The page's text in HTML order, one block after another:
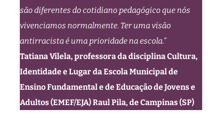
são diferentes do cotidiano pedagógico que nós
vivenciamos normalmente. Ter uma visão
antirracista é uma prioridade na escola.”
Tatiana Vilela, professora da disciplina Cultura,
Identidade e Lugar da Escola Municipal de
Ensino Fundamental e de Educação de Jovens e
Adultos (EMEF/EJA) Raul Pila, de Campinas (SP)